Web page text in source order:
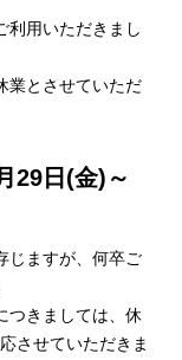
利用いただきまし
業とさせていただ
29日(金)～
じますが、何卒ご
つきましては、休
させていただきま